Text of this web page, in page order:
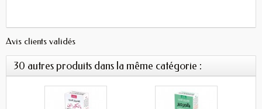
Avis clients validés
30 autres produits dans la même catégorie :